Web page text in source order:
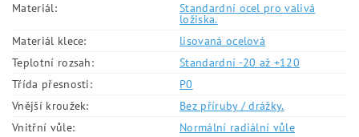
Materiál:
Standardní ocel pro valivá
ložiska.
Materiál klece:
lisovaná ocelová
Teplotní rozsah:
Standardní -20 až +120
Třída přesnosti:
P0
Vnější kroužek:
Bez příruby / drážky.
Vnitřní vůle:
Normální radiální vůle